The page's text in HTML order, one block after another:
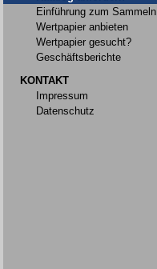
Einführung zum Sammeln
Wertpapier anbieten
Wertpapier gesucht?
Geschäftsberichte
KONTAKT
Impressum
Datenschutz